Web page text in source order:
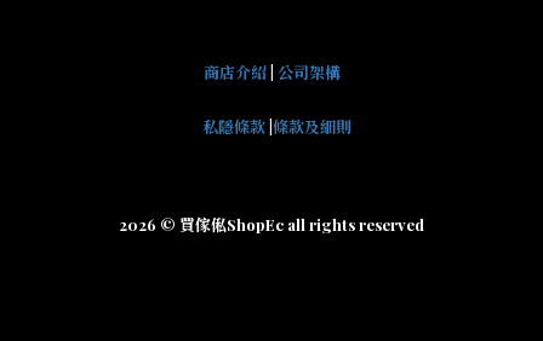
商店介紹| 公司架構
私隱條款 條款及細則
2026 © 買傢俬ShopEc all rights reserved